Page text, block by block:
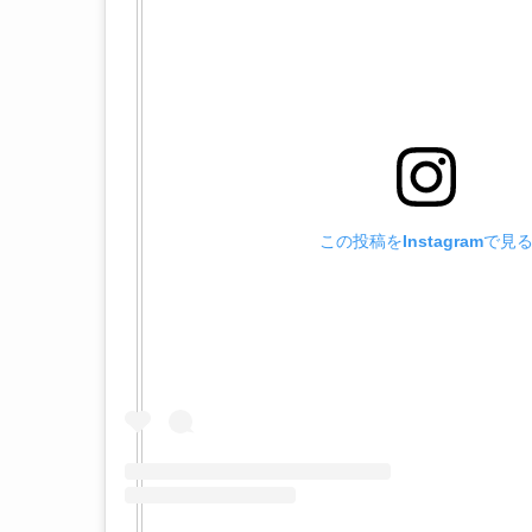
この投稿をInstagramで見る